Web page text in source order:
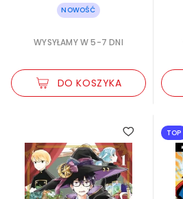
NOWOŚĆ
WYSYŁAMY W 5-7 DNI
DO KOSZYKA
TOP